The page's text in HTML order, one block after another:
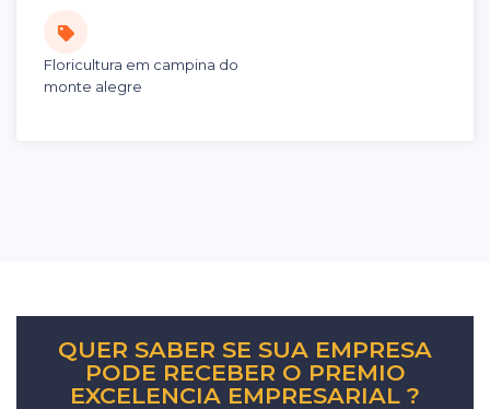
Floricultura em campina do
monte alegre
QUER SABER SE SUA EMPRESA
PODE RECEBER O PREMIO
EXCELENCIA EMPRESARIAL ?